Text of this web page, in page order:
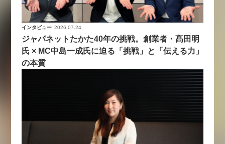
インタビュー 2026.07.24
ジャパネットたかた40年の挑戦。創業者・髙田明
氏 × MC中島一成氏に迫る「挑戦」と「伝える力」
の本質